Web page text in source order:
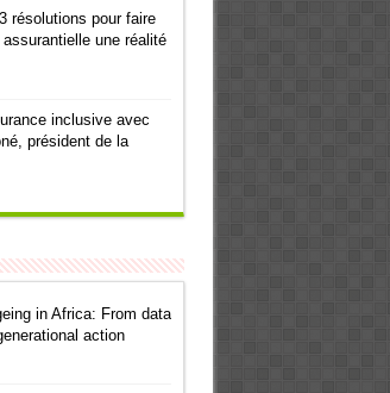
résolutions pour faire
assurantielle une réalité
inclusive avec
président de la
in Africa: From data
action